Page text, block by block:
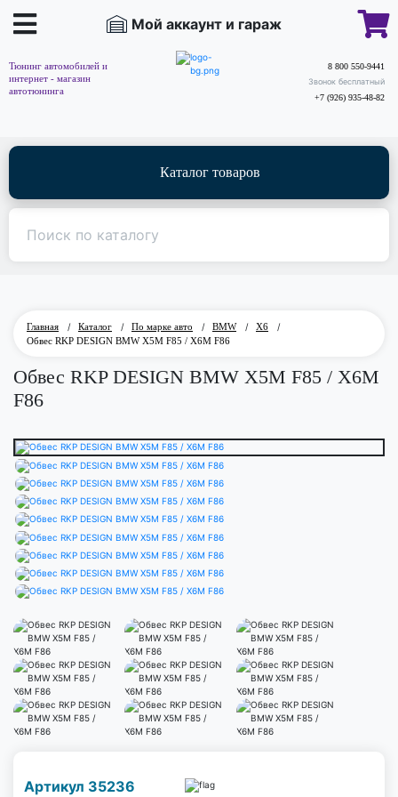
Мой аккаунт и гараж
Тюнинг автомобилей и
интернет - магазин
автотюнинга
8 800 550-9441
Звонок бесплатный
+7 (926) 935-48-82
Каталог товаров
Главная / Каталог / По марке авто / BMW / X6
/
Обвес RKP DESIGN BMW X5M F85 / X6M F86
Обвес RKP DESIGN BMW X5M F85 / X6M
F86
Артикул 35236